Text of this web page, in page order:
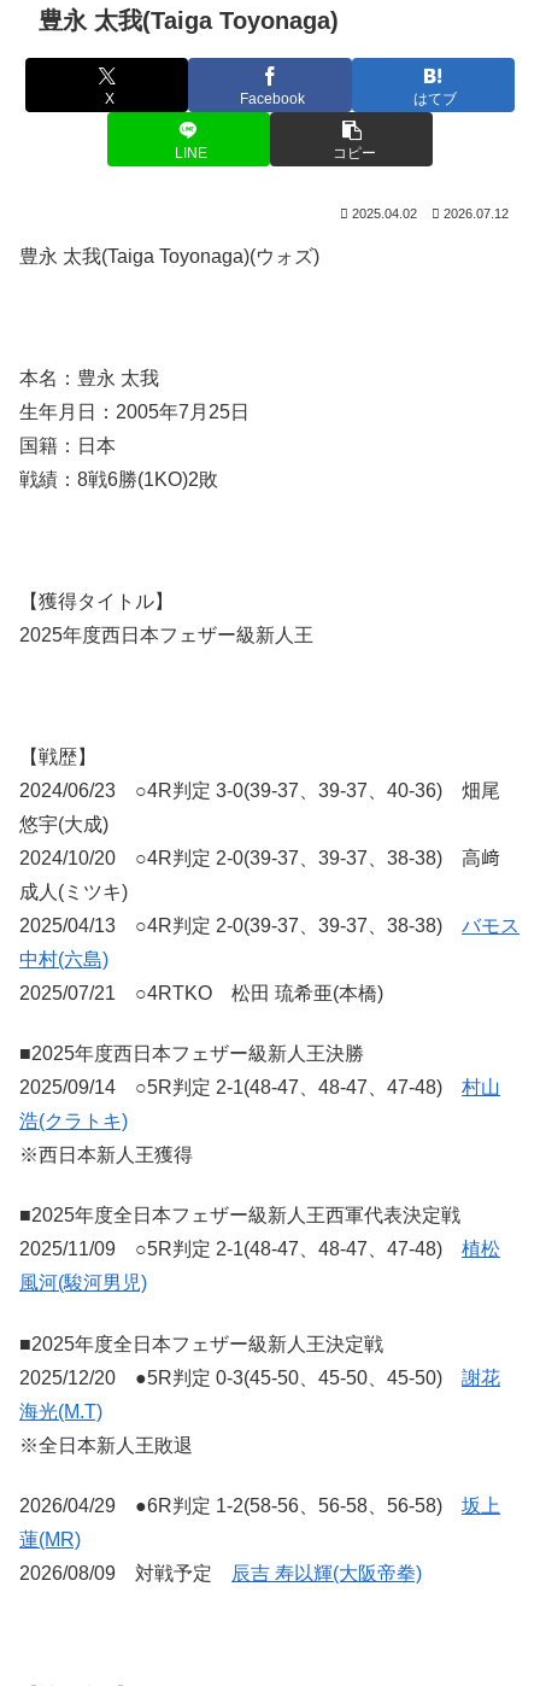
豊永 太我(Taiga Toyonaga)
X Facebook はてブ
LINE コピー
2025.04.02 2026.07.12
豊永 太我(Taiga Toyonaga)(ウォズ)
本名：豊永 太我
生年月日：2005年7月25日
国籍：日本
戦績：8戦6勝(1KO)2敗
【獲得タイトル】
2025年度西日本フェザー級新人王
【戦歴】
2024/06/23 ○4R判定 3-0(39-37、39-37、40-36) 畑尾
悠宇(大成)
2024/10/20 ○4R判定 2-0(39-37、39-37、38-38) 高﨑
成人(ミツキ)
2025/04/13 ○4R判定 2-0(39-37、39-37、38-38) バモス
中村(六島)
2025/07/21 ○4RTKO 松田 琉希亜(本橋)
■2025年度西日本フェザー級新人王決勝
2025/09/14 ○5R判定 2-1(48-47、48-47、47-48) 村山
浩(クラトキ)
※西日本新人王獲得
■2025年度全日本フェザー級新人王西軍代表決定戦
2025/11/09 ○5R判定 2-1(48-47、48-47、47-48) 植松
風河(駿河男児)
■2025年度全日本フェザー級新人王決定戦
2025/12/20 ●5R判定 0-3(45-50、45-50、45-50) 謝花
海光(M.T)
※全日本新人王敗退
2026/04/29 ●6R判定 1-2(58-56、56-58、56-58) 坂上
蓮(MR)
2026/08/09 対戦予定
辰吉 寿以輝(大阪帝拳)